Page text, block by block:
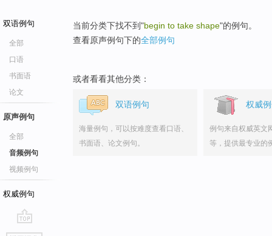
双语例句
全部
口语
书面语
论文
原声例句
全部
音频例句
视频例句
权威例句
go
当前分类下找不到"begin to take shape"的例句。
查看原声例句下的全部例句
或者看看其他分类：
双语例句
海量例句，可以按难度查看口语、
书面语、论文例句。
权威
例句来自权威英文
等，提供最专业的